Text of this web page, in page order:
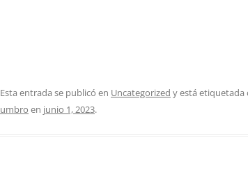
Esta entrada se publicó en Uncategorized y está etiquetada
umbro en junio 1, 2023.